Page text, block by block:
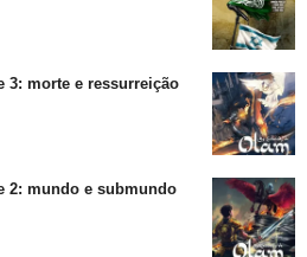
3: morte e ressurreição
2: mundo e submundo